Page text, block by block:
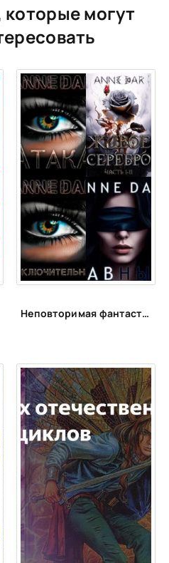
могут
Неповторимая фантастика Anne Dar в аудио